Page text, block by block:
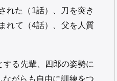
れた（1話）、刀を突き
れて（4話）、父を人質
る先輩、四郎の姿勢に
がらも自由に訓練をつ